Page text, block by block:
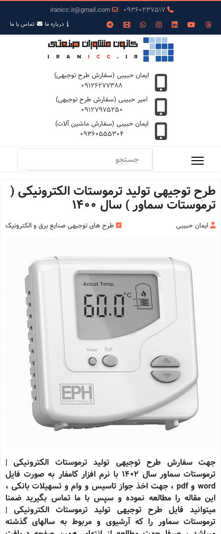
09360237517
iranicc.ir@gmail.com
درباره ما تمـاس با ما
ایمان حبیبی (سفارش طرح توجیهی)
09126277388
امیر حبیبی (سفارش طرح توجیهی)
09127975250
ایمان حبیبی (سفارش ماشین آلات)
09360555304
طرح توجیهی تولید ترموستات الکترونیکی (
ترموستات سماور ) سال 1400
ایمان حبیبی طرح های توجیهی صنایع برق و الکترونیک
جهت سفارش طرح توجیهی تولید ترموستات الکترونیکی |
ترموستات سماور سال 1402 با نرم افزار کامفار به صورت فایل
word و pdf ، جهت اخذ جواز تاسیس و وام و تسهیلات بانکی ،
این مقاله را مطالعه نموده و سپس با ما تماس بگیرید ضمنا
میتوانید فایل طرح توجیهی تولید ترموستات الکترونیکی |
ترموستات سماور را که آرشیوی و مربوط به سالهای گذشته